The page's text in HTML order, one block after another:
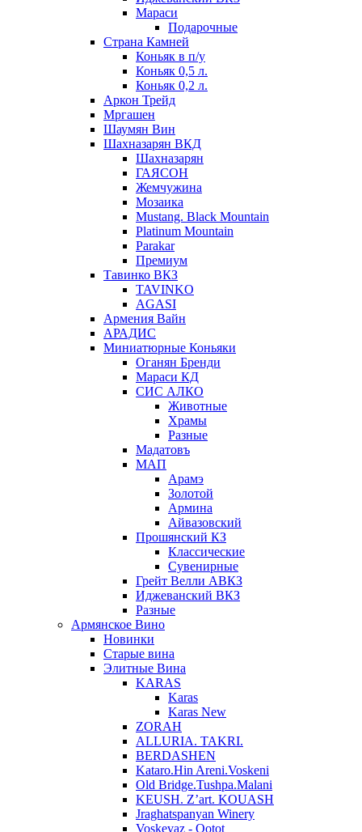
Мараси
Подарочные
Страна Камней
Коньяк в п/у
Коньяк 0,5 л.
Коньяк 0,2 л.
Аркон Трейд
Мргашен
Шаумян Вин
Шахназарян ВКД
Шахназарян
ГАЯСОН
Жемчужина
Мозаика
Mustang. Black Mountain
Platinum Mountain
Parakar
Премиум
Тавинко ВКЗ
TAVINKO
AGASI
Армения Вайн
АРАДИС
Миниатюрные Коньяки
Оганян Бренди
Мараси КД
СИС АЛКО
Животные
Храмы
Разные
Мадатовъ
МАП
Арамэ
Золотой
Армина
Айвазовский
Прошянский КЗ
Классические
Сувенирные
Грейт Велли АВКЗ
Иджеванский ВКЗ
Разные
Армянское Вино
Новинки
Старые вина
Элитные Вина
KARAS
Karas
Karas New
ZORAH
ALLURIA. TAKRI.
BERDASHEN
Kataro.Hin Areni.Voskeni
Old Bridge.Tushpa.Malani
KEUSH. Z’art. KOUASH
Jraghatspanyan Winery
Voskevaz - Qotot